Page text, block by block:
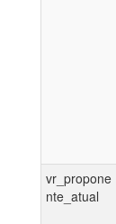
vr_propone
nte_atual